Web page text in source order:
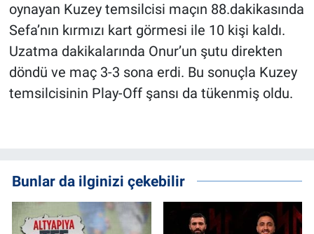
oynayan Kuzey temsilcisi maçın 88.dakikasında
Sefa’nın kırmızı kart görmesi ile 10 kişi kaldı.
Uzatma dakikalarında Onur’un şutu direkten
döndü ve maç 3-3 sona erdi. Bu sonuçla Kuzey
temsilcisinin Play-Off şansı da tükenmiş oldu.
Bunlar da ilginizi çekebilir